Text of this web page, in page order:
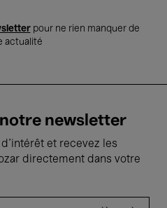
pour ne rien manquer de
actualité
newsletter
et recevez les
directement dans votre